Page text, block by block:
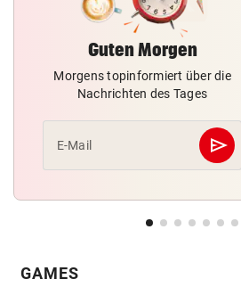
Guten Morgen
Morgens topinformiert über die
Nachrichten des Tages
E-Mail send
GAMES